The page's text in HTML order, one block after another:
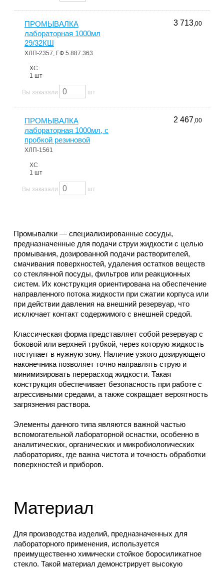
ПРОМЫВАЛКА
лабораторная 1000мл
29/32КШ
ХЛП-2357, ГФ 5.887.363
ХС
1 шт
3 713,00
Вы заказали шт
ПРОМЫВАЛКА
лабораторная 1000мл, с
пробкой резиновой
ХЛП-1561
ХС
1 шт
2 467,00
Вы заказали шт
Промывалки — специализированные сосуды,
предназначенные для подачи струи жидкости с целью
промывания, дозированной подачи растворителей,
смачивания поверхностей, удаления остатков веществ
со стеклянной посуды, фильтров или реакционных
систем. Их конструкция ориентирована на обеспечение
направленного потока жидкости при сжатии корпуса или
при действии давления на внешний резервуар, что
исключает контакт содержимого с внешней средой.
Классическая форма представляет собой резервуар с
боковой или верхней трубкой, через которую жидкость
поступает в нужную зону. Наличие узкого дозирующего
наконечника позволяет точно направлять струю и
минимизировать перерасход жидкости. Такая
конструкция обеспечивает безопасность при работе с
агрессивными средами, а также сокращает вероятность
загрязнения раствора.
Элементы данного типа являются важной частью
вспомогательной лабораторной оснастки, особенно в
аналитических, органических и микробиологических
лабораториях, где важна чистота и точность обработки
поверхностей и приборов.
Материал
Для производства изделий, предназначенных для
лабораторного применения, используется
преимущественно химически стойкое боросиликатное
стекло. Такой материал демонстрирует высокую